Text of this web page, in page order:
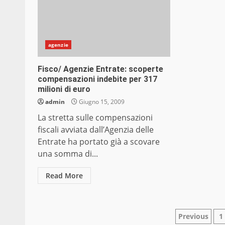
agenzie
Fisco/ Agenzie Entrate: scoperte
compensazioni indebite per 317
milioni di euro
admin Giugno 15, 2009
La stretta sulle compensazioni
fiscali avviata dall’Agenzia delle
Entrate ha portato già a scovare
una somma di...
Read More
Previous 1